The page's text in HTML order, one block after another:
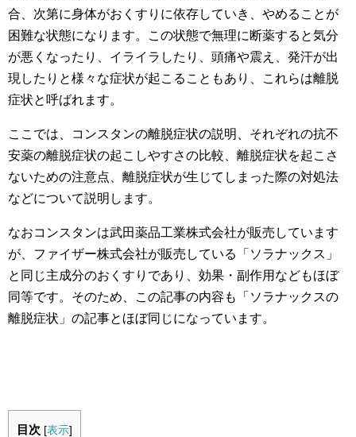
合、次第に身体がおくすりに依存していき、やめることが
困難な状態になります。この状態で無理に断薬すると気分
が悪くなったり、イライラしたり、頭痛や震え、発汗が出
現したりと様々な症状が起こることもあり、これらは離脱
症状と呼ばれます。
ここでは、コンスタンの離脱症状の説明、それぞれの抗不
安薬の離脱症状の起こしやすさの比較、離脱症状を起こさ
ないための注意点、離脱症状が生じてしまった際の対処法
などについて説明します。
なおコンスタンは武田薬品工業株式会社が販売しています
が、ファイザー株式会社が販売している「ソラナックス」
と同じ主成分のおくすりであり、効果・副作用などもほぼ
同等です。そのため、この記事の内容も「ソラナックスの
離脱症状」の記事とほぼ同じになっています。
目次 [表示]